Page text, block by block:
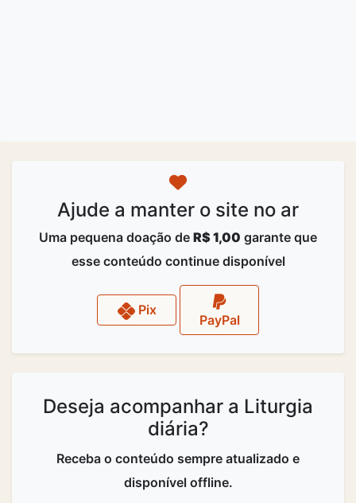
Ajude a manter o site no ar
Uma pequena doação de R$ 1,00 garante que
esse conteúdo continue disponível
Pix
PayPal
Deseja acompanhar a Liturgia
diária?
Receba o conteúdo sempre atualizado e
disponível offline.